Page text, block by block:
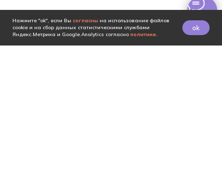
Нажмите "ok", если Вы согласны на использование файлов
cookie и на сбор данных статистическими службами
Яндекс.Метрика и Google.Analytics согласно политике.
ok